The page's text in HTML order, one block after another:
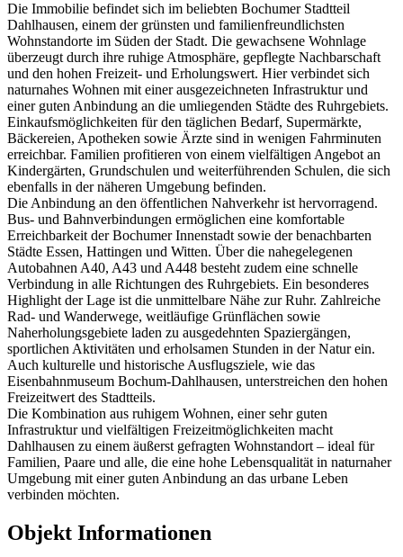
Die Immobilie befindet sich im beliebten Bochumer Stadtteil
Dahlhausen, einem der grünsten und familienfreundlichsten
Wohnstandorte im Süden der Stadt. Die gewachsene Wohnlage
überzeugt durch ihre ruhige Atmosphäre, gepflegte Nachbarschaft
und den hohen Freizeit- und Erholungswert. Hier verbindet sich
naturnahes Wohnen mit einer ausgezeichneten Infrastruktur und
einer guten Anbindung an die umliegenden Städte des Ruhrgebiets.
Einkaufsmöglichkeiten für den täglichen Bedarf, Supermärkte,
Bäckereien, Apotheken sowie Ärzte sind in wenigen Fahrminuten
erreichbar. Familien profitieren von einem vielfältigen Angebot an
Kindergärten, Grundschulen und weiterführenden Schulen, die sich
ebenfalls in der näheren Umgebung befinden.
Die Anbindung an den öffentlichen Nahverkehr ist hervorragend.
Bus- und Bahnverbindungen ermöglichen eine komfortable
Erreichbarkeit der Bochumer Innenstadt sowie der benachbarten
Städte Essen, Hattingen und Witten. Über die nahegelegenen
Autobahnen A40, A43 und A448 besteht zudem eine schnelle
Verbindung in alle Richtungen des Ruhrgebiets. Ein besonderes
Highlight der Lage ist die unmittelbare Nähe zur Ruhr. Zahlreiche
Rad- und Wanderwege, weitläufige Grünflächen sowie
Naherholungsgebiete laden zu ausgedehnten Spaziergängen,
sportlichen Aktivitäten und erholsamen Stunden in der Natur ein.
Auch kulturelle und historische Ausflugsziele, wie das
Eisenbahnmuseum Bochum-Dahlhausen, unterstreichen den hohen
Freizeitwert des Stadtteils.
Die Kombination aus ruhigem Wohnen, einer sehr guten
Infrastruktur und vielfältigen Freizeitmöglichkeiten macht
Dahlhausen zu einem äußerst gefragten Wohnstandort – ideal für
Familien, Paare und alle, die eine hohe Lebensqualität in naturnaher
Umgebung mit einer guten Anbindung an das urbane Leben
verbinden möchten.
Objekt Informationen